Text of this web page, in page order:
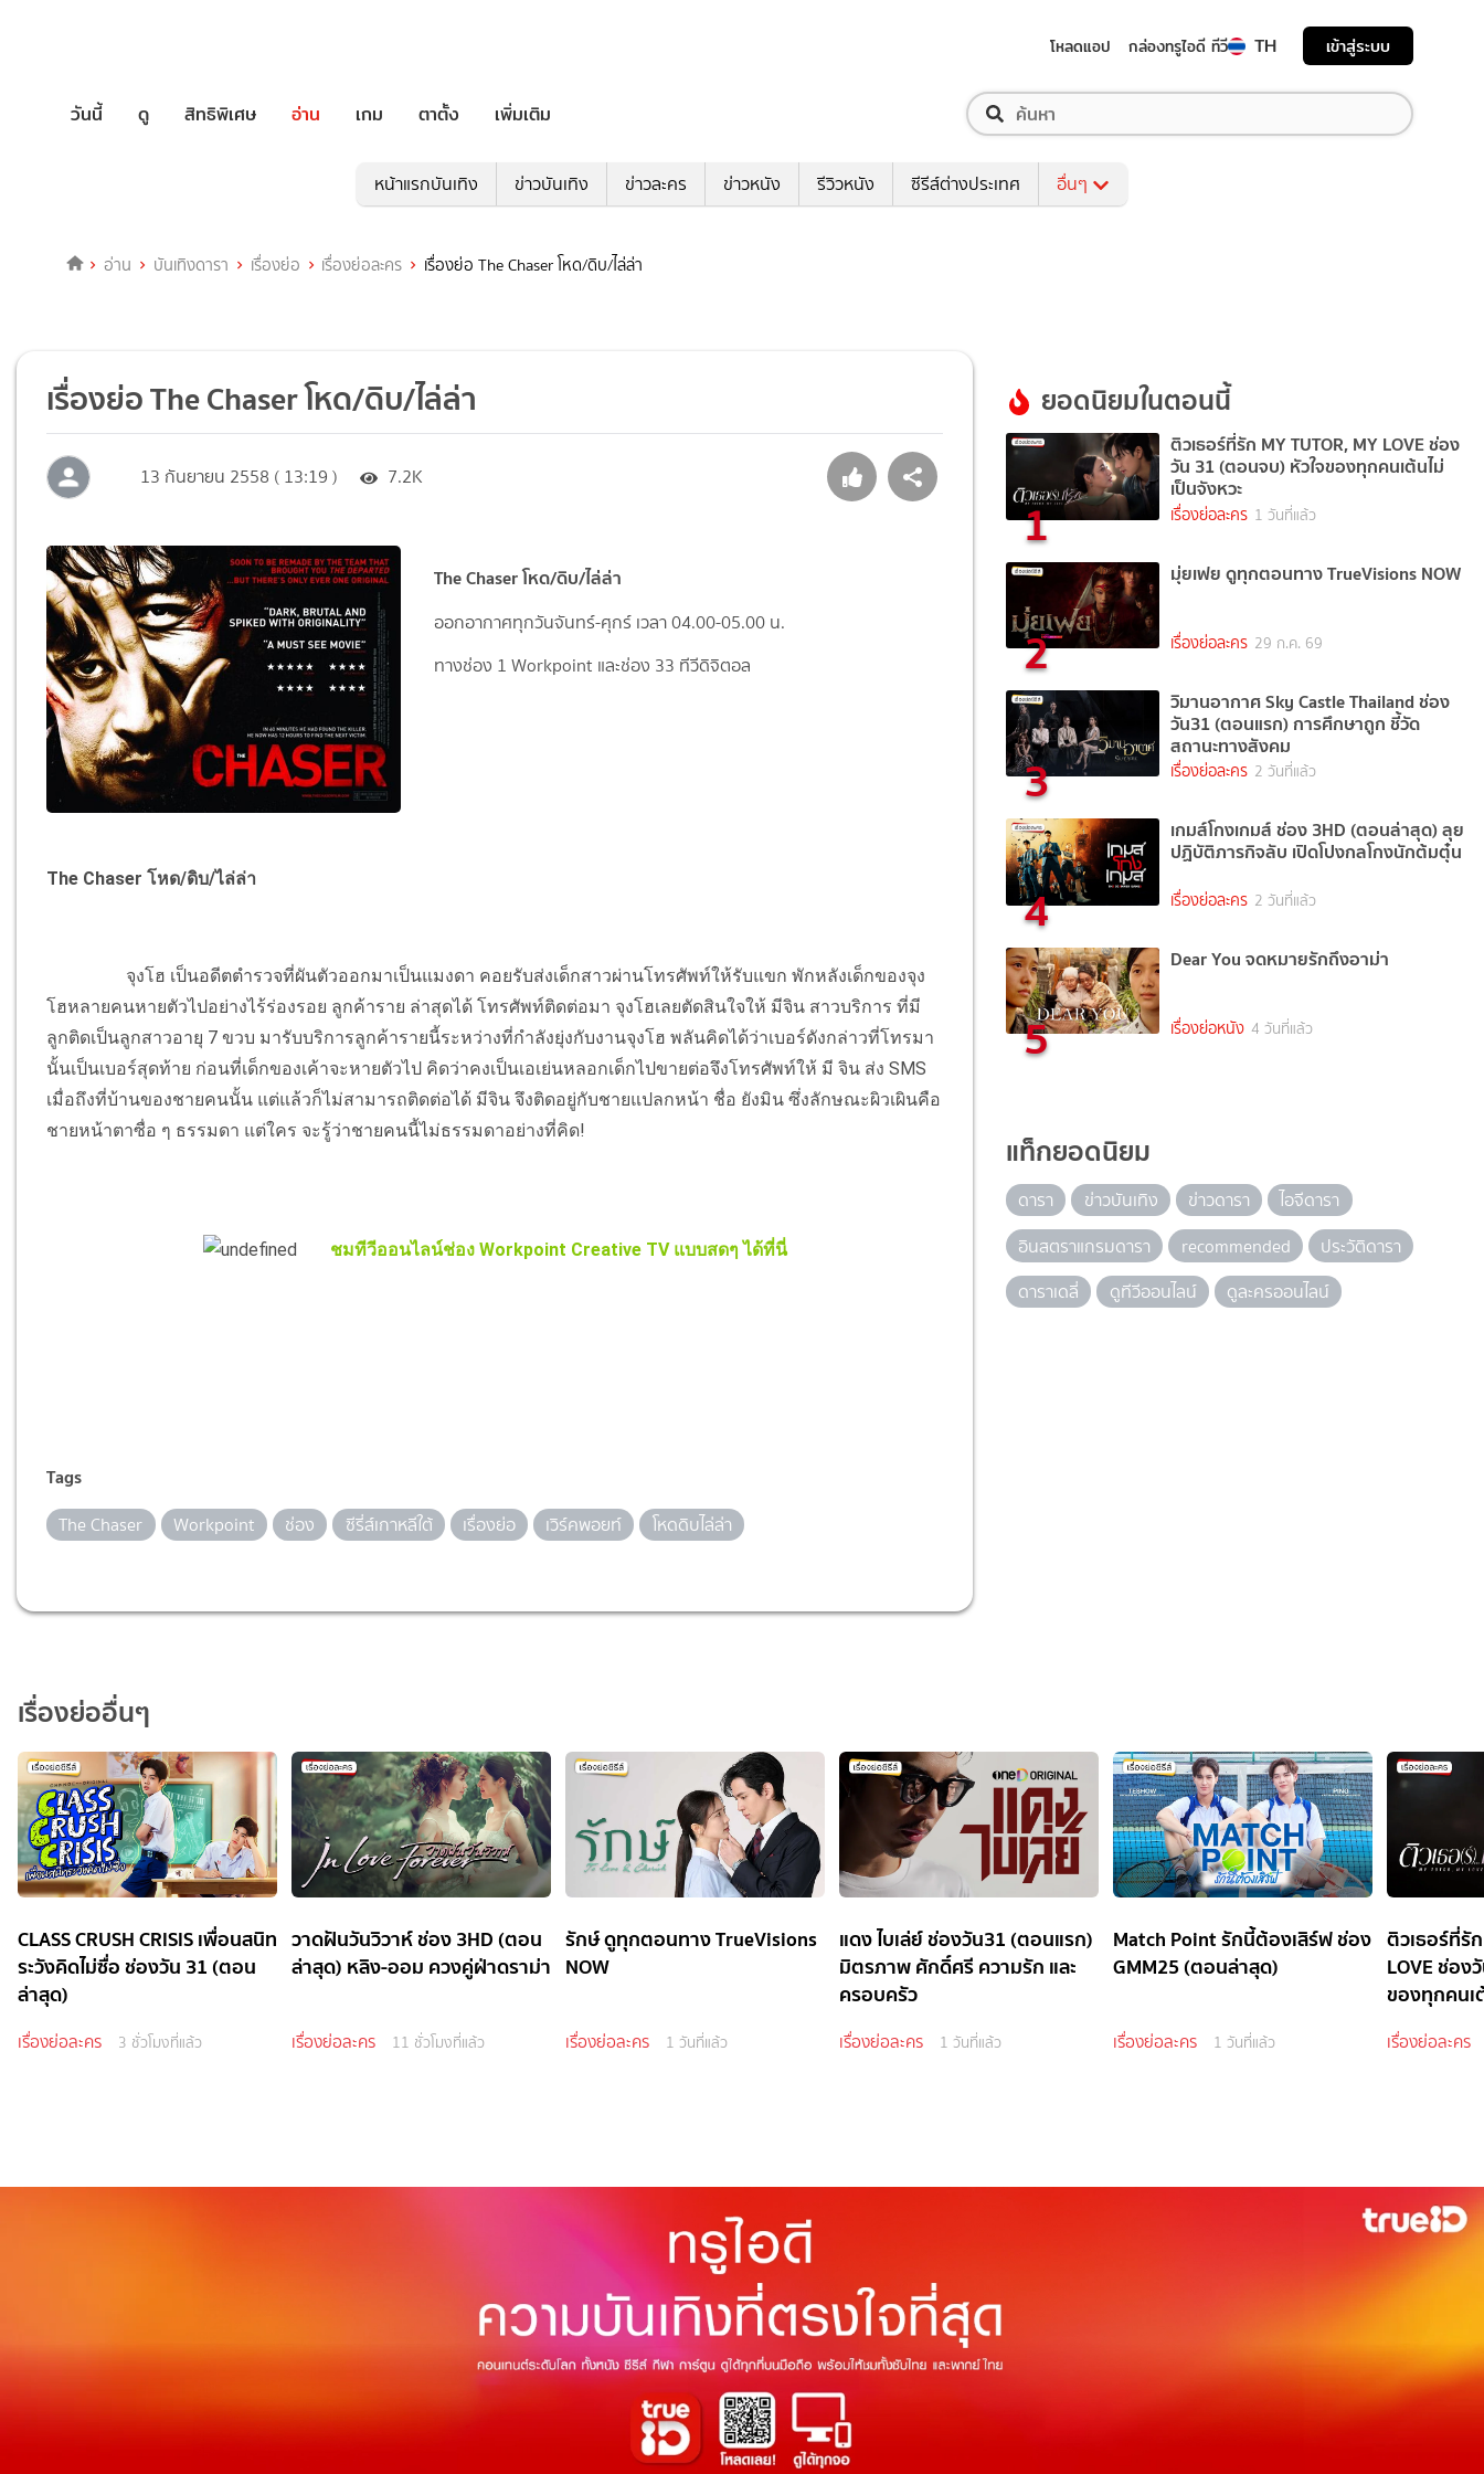
โหลดแอป กล่องทรูไอดี ทีวี TH เข้าสู่ระบบ
วันนี้ ดู สิทธิพิเศษ อ่าน เกม ตาตั้ง เพิ่มเติม
หน้าแรกบันเทิง ข่าวบันเทิง ข่าวละคร ข่าวหนัง รีวิวหนัง ซีรีส์ต่างประเทศ อื่นๆ
อ่าน บันเทิงดารา เรื่องย่อ เรื่องย่อละคร เรื่องย่อ The Chaser โหด/ดิบ/ไล่ล่า
เรื่องย่อ The Chaser โหด/ดิบ/ไล่ล่า
13 กันยายน 2558 ( 13:19 ) 7.2K
The Chaser โหด/ดิบ/ไล่ล่า
ออกอากาศทุกวันจันทร์-ศุกร์ เวลา 04.00-05.00 น.
ทางช่อง 1 Workpoint และช่อง 33 ทีวีดิจิตอล
The Chaser โหด/ดิบ/ไล่ล่า
จุงโฮ เป็นอดีตตำรวจที่ผันตัวออกมาเป็นแมงดา คอยรับส่งเด็กสาวผ่านโทรศัพท์ให้รับแขก พักหลังเด็กของจุง
โฮหลายคนหายตัวไปอย่างไร้ร่องรอย ลูกค้าราย ล่าสุดได้ โทรศัพท์ติดต่อมา จุงโฮเลยตัดสินใจให้ มีจิน สาวบริการ ที่มี
ลูกติดเป็นลูกสาวอายุ 7 ขวบ มารับบริการลูกค้ารายนี้ระหว่างที่กำลังยุ่งกับงานจุงโฮ พลันคิดได้ว่าเบอร์ดังกล่าวที่โทรมา
นั้นเป็นเบอร์สุดท้าย ก่อนที่เด็กของเค้าจะหายตัวไป คิดว่าคงเป็นเอเย่นหลอกเด็กไปขายต่อจึงโทรศัพท์ให้ มี จิน ส่ง SMS
เมื่อถึงที่บ้านของชายคนนั้น แต่แล้วก็ไม่สามารถติดต่อได้ มีจิน จึงติดอยู่กับชายแปลกหน้า ชื่อ ยังมิน ซึ่งลักษณะผิวเผินคือ
ชายหน้าตาซื่อ ๆ ธรรมดา แต่ใคร จะรู้ว่าชายคนนี้ไม่ธรรมดาอย่างที่คิด!
ชมทีวีออนไลน์ช่อง Workpoint Creative TV แบบสดๆ ได้ที่นี่
Tags
The Chaser Workpoint ช่อง ซีรี่ส์เกาหลีใต้ เรื่องย่อ เวิร์คพอยท์ โหดดิบไล่ล่า
ยอดนิยมในตอนนี้
1
ติวเธอร์ที่รัก MY TUTOR, MY LOVE ช่อง
วัน 31 (ตอนจบ) หัวใจของทุกคนเต้นไม่
เป็นจังหวะ
เรื่องย่อละคร 1 วันที่แล้ว
2
มุ่ยเฟย ดูทุกตอนทาง TrueVisions NOW
เรื่องย่อละคร 29 ก.ค. 69
3
วิมานอากาศ Sky Castle Thailand ช่อง
วัน31 (ตอนแรก) การศึกษาถูก ชี้วัด
สถานะทางสังคม
เรื่องย่อละคร 2 วันที่แล้ว
4
เกมส์โกงเกมส์ ช่อง 3HD (ตอนล่าสุด) ลุย
ปฏิบัติภารกิจลับ เปิดโปงกลโกงนักต้มตุ๋น
เรื่องย่อละคร 2 วันที่แล้ว
5
Dear You จดหมายรักถึงอาม่า
เรื่องย่อหนัง 4 วันที่แล้ว
แท็กยอดนิยม
ดารา ข่าวบันเทิง ข่าวดารา
ไอจีดารา
อินสตราแกรมดารา
recommended
ประวัติดารา
ดาราเดลี่
ดูทีวีออนไลน์ ดูละครออนไลน์
เรื่องย่ออื่นๆ
CLASS CRUSH CRISIS เพื่อนสนิท
ระวังคิดไม่ซื่อ ช่องวัน 31 (ตอน
ล่าสุด)
เรื่องย่อละคร 3 ชั่วโมงที่แล้ว
วาดฝันวันวิวาห์ ช่อง 3HD (ตอน
ล่าสุด) หลิง-ออม ควงคู่ฝ่าดราม่า
เรื่องย่อละคร 11 ชั่วโมงที่แล้ว
รักษ์ ดูทุกตอนทาง TrueVisions
NOW
เรื่องย่อละคร 1 วันที่แล้ว
แดง ไบเล่ย์ ช่องวัน31 (ตอนแรก)
มิตรภาพ ศักดิ์ศรี ความรัก และ
ครอบครัว
เรื่องย่อละคร 1 วันที่แล้ว
Match Point รักนี้ต้องเสิร์ฟ ช่อง
GMM25 (ตอนล่าสุด)
เรื่องย่อละคร 1 วันที่แล้ว
ติวเธอร์ที่รั
LOVE ช่อง
ของทุกคนเ
เรื่องย่อละคร